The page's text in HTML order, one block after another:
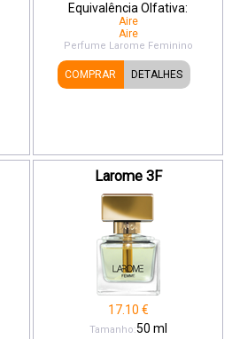
Equivalência Olfativa:
Aire
Aire
Perfume Larome Feminino
COMPRAR DETALHES
Larome 3F
17.10 €
Tamanho:50 ml